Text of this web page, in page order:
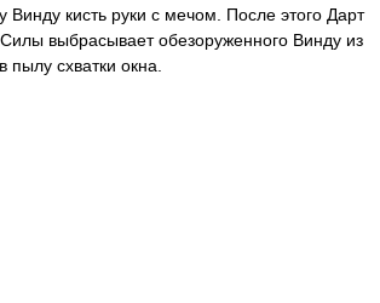
Винду кисть руки с мечом. После этого Дарт
выбрасывает обезоруженного Винду из
пылу схватки окна.